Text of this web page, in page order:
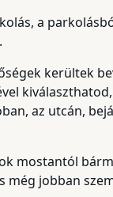
a
kerültek
az utcán,
mostantól
még jobban